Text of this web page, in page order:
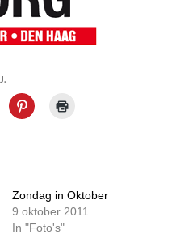
Zondag in Oktober
9 oktober 2011
In "Foto's"